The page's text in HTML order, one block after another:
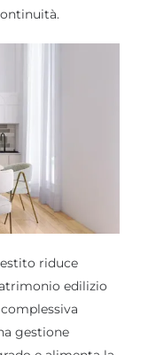
riduce
edilizio
gestione